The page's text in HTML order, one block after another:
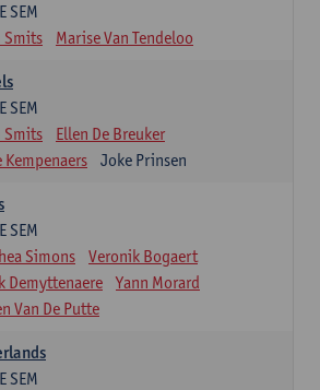
SEM
Smits Marise Van Tendeloo
SEM
Smits
Ellen De Breuker
Kempenaers
Joke Prinsen
SEM
Simons
Veronik Bogaert
Demyttenaere
Yann Morard
Van De Putte
SEM